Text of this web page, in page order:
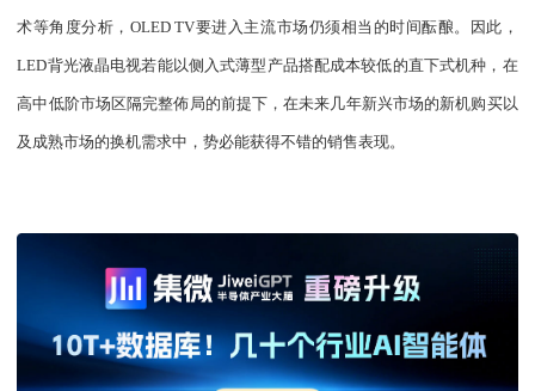
术等角度分析，OLED TV要进入主流市场仍须相当的时间酝酿。因此，
LED背光液晶电视若能以侧入式薄型产品搭配成本较低的直下式机种，在
高中低阶市场区隔完整佈局的前提下，在未来几年新兴市场的新机购买以
及成熟市场的换机需求中，势必能获得不错的销售表现。